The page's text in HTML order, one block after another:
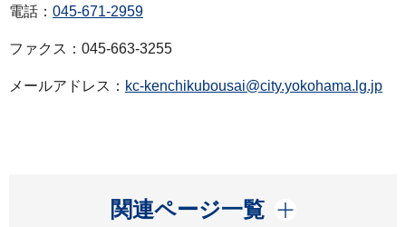
電話： 045-671-2959
ファクス：045-663-3255
メールアドレス： kc-kenchikubousai@city.yokohama.lg.jp
関連ページ一覧
開く